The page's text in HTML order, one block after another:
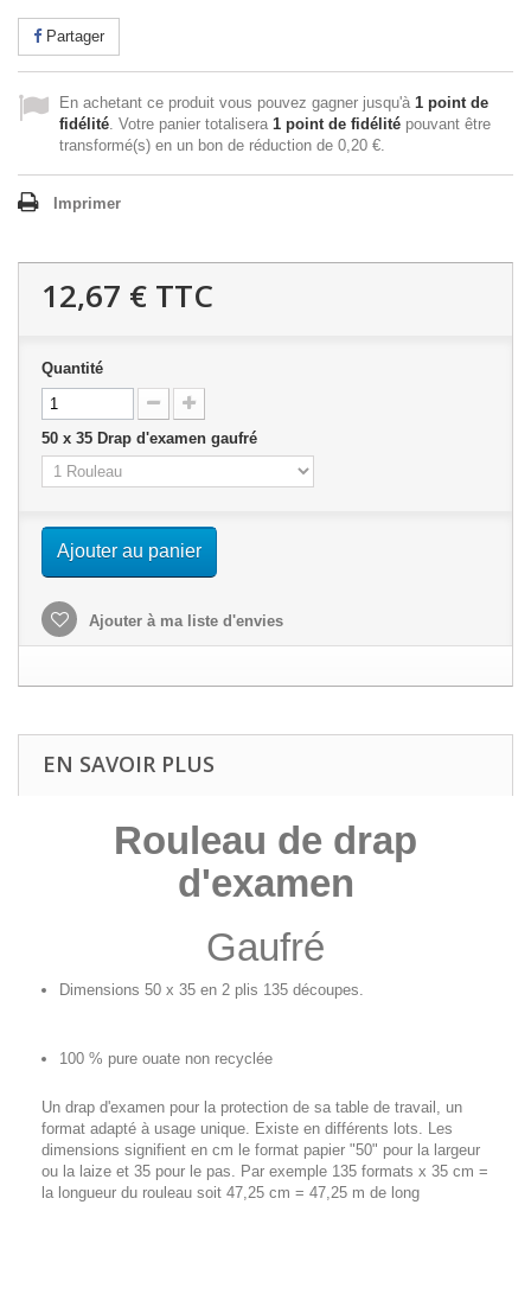
Partager
En achetant ce produit vous pouvez gagner jusqu'à 1 point de
fidélité. Votre panier totalisera 1 point de fidélité pouvant être
transformé(s) en un bon de réduction de 0,20 €.
Imprimer
12,67 € TTC
Quantité
50 x 35 Drap d'examen gaufré
Ajouter au panier
Ajouter à ma liste d'envies
EN SAVOIR PLUS
Rouleau de drap
d'examen
Gaufré
Dimensions 50 x 35 en 2 plis 135 découpes.
100 % pure ouate non recyclée
Un drap d'examen pour la protection de sa table de travail, un
format adapté à usage unique. Existe en différents lots. Les
dimensions signifient en cm le format papier "50" pour la largeur
ou la laize et 35 pour le pas. Par exemple 135 formats x 35 cm =
la longueur du rouleau soit 47,25 cm = 47,25 m de long